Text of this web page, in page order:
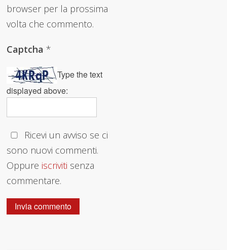
browser per la prossima
volta che commento.
Captcha*
Type the text
displayed above:
Ricevi un avviso se ci
sono nuovi commenti.
Oppure iscriviti senza
commentare.